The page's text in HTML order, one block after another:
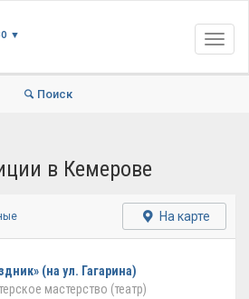
▼
Поиск
в Кемерове
На карте
(на ул. Гагарина)
мастерство (театр)